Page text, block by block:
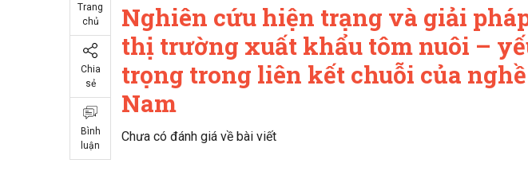
Trang
chủ
Chia
sẻ
Bình
luận
Nghiên cứu hiện trạng và giải
thị trường xuất khẩu tôm nuôi –
trọng trong liên kết chuỗi của
Nam
Chưa có đánh giá về bài viết